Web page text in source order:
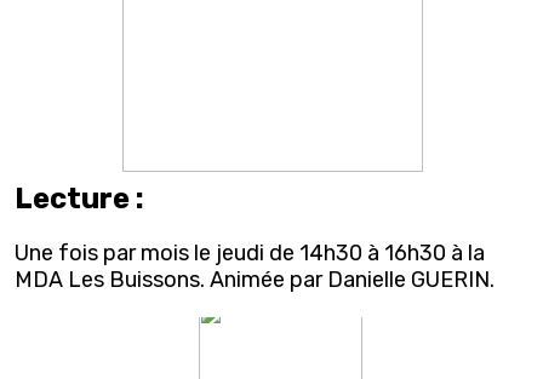
Lecture :
Une fois par mois le jeudi de 14h30 à 16h30 à la
MDA Les Buissons. Animée par Danielle GUERIN.